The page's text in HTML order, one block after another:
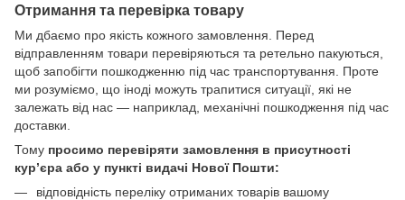
Отримання та перевірка товару
Ми дбаємо про якість кожного замовлення. Перед
відправленням товари перевіряються та ретельно пакуються,
щоб запобігти пошкодженню під час транспортування. Проте
ми розуміємо, що іноді можуть трапитися ситуації, які не
залежать від нас — наприклад, механічні пошкодження під час
доставки.
Тому просимо перевіряти замовлення в присутності
кур’єра або у пункті видачі Нової Пошти:
відповідність переліку отриманих товарів вашому